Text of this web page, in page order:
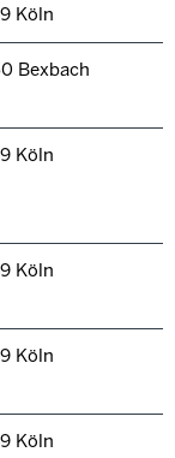
Köln
Bexbach
Köln
Köln
Köln
Köln